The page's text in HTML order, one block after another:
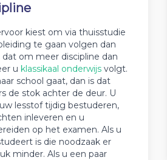
kiest om via thuisstudie
te gaan volgen dan
dat om meer discipline dan
u klassikaal onderwijs volgt.
school gaat, dan is dat
de stok achter de deur. U
lesstof tijdig bestuderen,
inleveren en u
op het examen. Als u
is die noodzaak er
minder. Als u een paar